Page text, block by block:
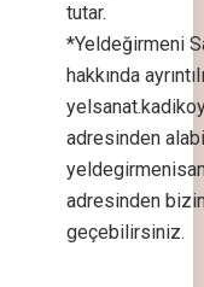
tutar.
*Yeldeğirmeni
hakkında
adresinden
adresinden
geçebilirsiniz.